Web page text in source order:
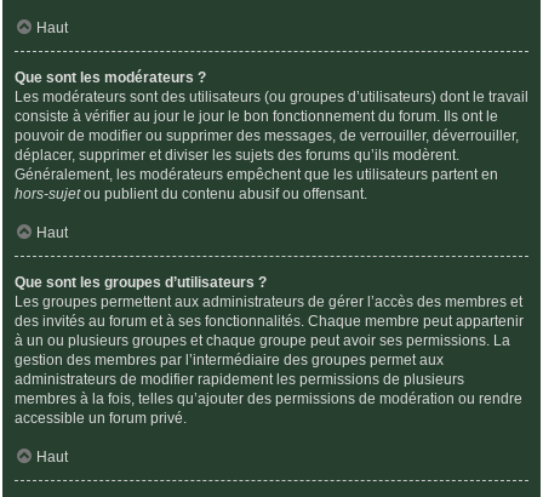
Haut
Que sont les modérateurs ?
Les modérateurs sont des utilisateurs (ou groupes d’utilisateurs) dont le travail
consiste à vérifier au jour le jour le bon fonctionnement du forum. Ils ont le
pouvoir de modifier ou supprimer des messages, de verrouiller, déverrouiller,
déplacer, supprimer et diviser les sujets des forums qu’ils modèrent.
Généralement, les modérateurs empêchent que les utilisateurs partent en
hors-sujetou publient du contenu abusif ou offensant.
Haut
Que sont les groupes d’utilisateurs ?
Les groupes permettent aux administrateurs de gérer l’accès des membres et
des invités au forum et à ses fonctionnalités. Chaque membre peut appartenir
à un ou plusieurs groupes et chaque groupe peut avoir ses permissions. La
gestion des membres par l’intermédiaire des groupes permet aux
administrateurs de modifier rapidement les permissions de plusieurs
membres à la fois, telles qu’ajouter des permissions de modération ou rendre
accessible un forum privé.
Haut